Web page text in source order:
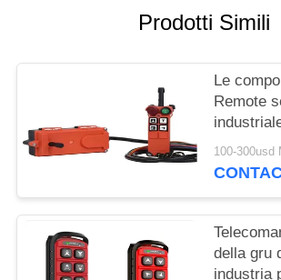
DEL
PRIVACY
Prodotti Simili
Le
Remote
mobile di
100-300usd
della gru
industria